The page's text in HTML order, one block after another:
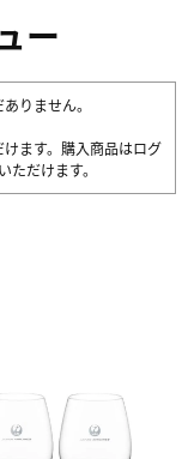
ー
りません。
ます。購入商品はログ
ただけます。